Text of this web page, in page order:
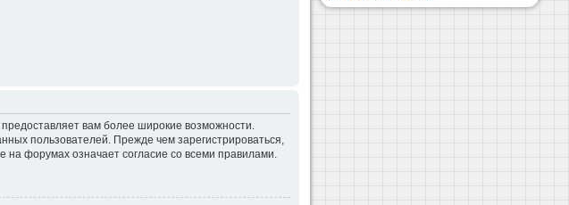
вам более широкие возможности.
пользователей. Прежде чем зарегистрироваться,
форумах означает согласие со всеми правилами.